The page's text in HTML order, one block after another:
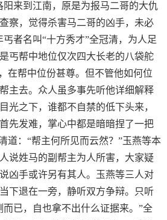
阳来到江南，原是为报马二哥的大仇
察，觉得杀害马二哥的凶手，未必
者名叫“十方秀才”全冠清，为人足
丐帮中地位仅次四大长老的八袋舵
在帮中位份甚尊。但不管他如何位
主去。众人虽多事先听他详细解释
光之下，谁都不自禁的低下头来，
先发难，掌心中都是暗暗捏了一把
道：“帮主何所见而云然？”玉燕等本
说姓马的副帮主为人所害，大家疑
凶手或许另有其人。玉燕等三人对
下退在一旁，静听双方争辩。只听
已，自也拿不出什么证据来。”全